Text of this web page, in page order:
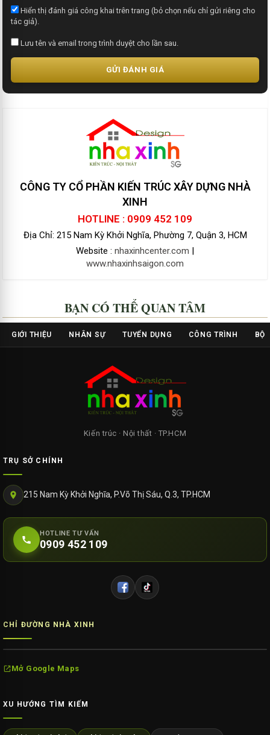
Hiển thị đánh giá công khai trên trang (bỏ chọn nếu chỉ gửi riêng cho
tác giả).
Lưu tên và email trong trình duyệt cho lần sau.
GỬI ĐÁNH GIÁ
CÔNG TY CỔ PHẦN KIẾN TRÚC XÂY DỰNG NHÀ
XINH
HOTLINE : 0909 452 109
Địa Chỉ: 215 Nam Kỳ Khởi Nghĩa, Phường 7, Quận 3, HCM
Website : nhaxinhcenter.com |
www.nhaxinhsaigon.com
BẠN CÓ THỂ QUAN TÂM
GIỚI THIỆU NHÂN SỰ TUYỂN DỤNG CÔNG TRÌNH BỘ
Kiến trúc · Nội thất · TP.HCM
TRỤ SỞ CHÍNH
215 Nam Kỳ Khởi Nghĩa, P.Võ Thị Sáu, Q.3, TP.HCM
HOTLINE TƯ VẤN
0909 452 109
CHỈ ĐƯỜNG NHÀ XINH
Mở Google Maps
XU HƯỚNG TÌM KIẾM